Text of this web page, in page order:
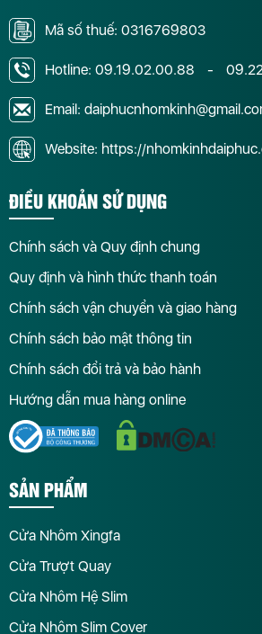
Mã số thuế: 0316769803
Hotline: 09.19.02.00.88 -
Email:
Website: https://
ĐIỀU KHOẢN SỬ DỤNG
Chính sách và Quy định chung
Quy định và hình thức thanh toán
Chính sách vận chuyển và giao hàng
Chính sách bảo mật thông tin
Chính sách đổi trả và bảo hành
Hướng dẫn mua hàng online
SẢN PHẨM
Cửa Nhôm Xingfa
Cửa Trượt Quay
Cửa Nhôm Hệ Slim
Cửa Nhôm Slim Cover